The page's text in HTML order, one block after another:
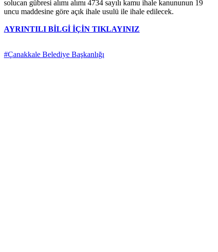
solucan gübresi alımı alımı 4734 sayılı kamu ihale kanununun 19
uncu maddesine göre açık ihale usulü ile ihale edilecek.
AYRINTILI BİLGİ İÇİN TIKLAYINIZ
#Çanakkale Belediye Başkanlığı